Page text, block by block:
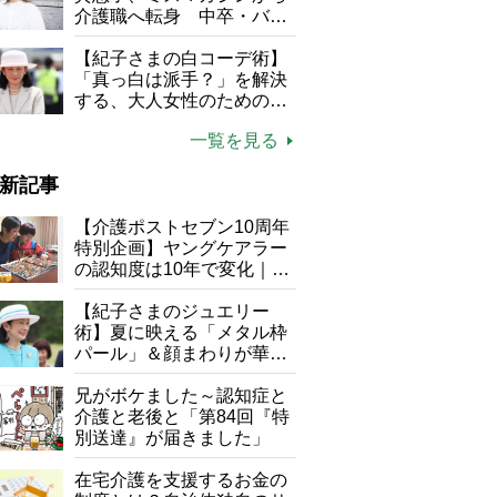
介護職へ転身 中卒・バイ
ト経験ゼロの彼女が見つけ
た“居場所”「社会の役に立
ちながら自分らしくいられ
る」
【紀子さまの白コーデ術】
「真っ白は派手？」を解決
する、大人女性のための上
一覧を見る
記事
【介護ポストセブン10周年
特別企画】ヤングケアラー
の認知度は10年で変化｜流
行語大賞にノミネート、法
律にも明記されたが果たし
て現在は？
【紀子さまのジュエリー
術】夏に映える「メタル枠
パール」＆顔まわりが華や
ぐ「揺れる一粒」の使い分
け方
兄がボケました～認知症と
介護と老後と「第84回『特
別送達』が届きました」
在宅介護を支援するお金の